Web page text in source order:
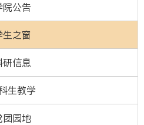
院公告
生之窗
研信息
生教学
团园地